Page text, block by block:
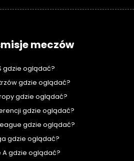
meczów
gdzie oglądać?
gdzie oglądać?
gdzie oglądać?
gdzie oglądać?
gdzie oglądać?
gdzie oglądać?
A gdzie oglądać?